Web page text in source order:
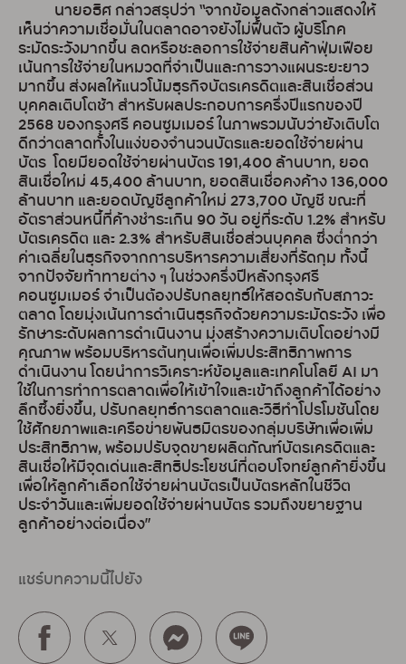
นายอธิศ กล่าวสรุปว่า “จากข้อมูลดังกล่าวแสดงให้
เห็นว่าความเชื่อมั่นในตลาดอาจยังไม่ฟื้นตัว ผู้บริโภค
ระมัดระวังมากขึ้น ลดหรือชะลอการใช้จ่ายสินค้าฟุ่มเฟือย
เน้นการใช้จ่ายในหมวดที่จำเป็นและการวางแผนระยะยาว
มากขึ้น ส่งผลให้แนวโน้มธุรกิจบัตรเครดิตและสินเชื่อส่วน
บุคคลเติบโตช้า สำหรับผลประกอบการครึ่งปีแรกของปี
2568 ของกรุงศรี คอนซูมเมอร์ ในภาพรวมนับว่ายังเติบโต
ดีกว่าตลาดทั้งในแง่ของจำนวนบัตรและยอดใช้จ่ายผ่าน
บัตร โดยมียอดใช้จ่ายผ่านบัตร 191,400 ล้านบาท, ยอด
สินเชื่อใหม่ 45,400 ล้านบาท, ยอดสินเชื่อคงค้าง 136,000
ล้านบาท และยอดบัญชีลูกค้าใหม่ 273,700 บัญชี ขณะที่
อัตราส่วนหนี้ที่ค้างชำระเกิน 90 วัน อยู่ที่ระดับ 1.2% สำหรับ
บัตรเครดิต และ 2.3% สำหรับสินเชื่อส่วนบุคคล ซึ่งต่ำกว่า
ค่าเฉลี่ยในธุรกิจจากการบริหารความเสี่ยงที่รัดกุม ทั้งนี้
จากปัจจัยท้าทายต่าง ๆ ในช่วงครึ่งปีหลังกรุงศรี
คอนซูมเมอร์ จำเป็นต้องปรับกลยุทธ์ให้สอดรับกับสภาวะ
ตลาด โดยมุ่งเน้นการดำเนินธุรกิจด้วยความระมัดระวัง เพื่อ
รักษาระดับผลการดำเนินงาน มุ่งสร้างความเติบโตอย่างมี
คุณภาพ พร้อมบริหารต้นทุนเพื่อเพิ่มประสิทธิภาพการ
ดำเนินงาน โดยนำการวิเคราะห์ข้อมูลและเทคโนโลยี AI มา
ใช้ในการทำการตลาดเพื่อให้เข้าใจและเข้าถึงลูกค้าได้อย่าง
ลึกซึ้งยิ่งขึ้น, ปรับกลยุทธ์การตลาดและวิธีทำโปรโมชันโดย
ใช้ศักยภาพและเครือข่ายพันธมิตรของกลุ่มบริษัทเพื่อเพิ่ม
ประสิทธิภาพ, พร้อมปรับจุดขายผลิตภัณฑ์บัตรเครดิตและ
สินเชื่อให้มีจุดเด่นและสิทธิประโยชน์ที่ตอบโจทย์ลูกค้ายิ่งขึ้น
เพื่อให้ลูกค้าเลือกใช้จ่ายผ่านบัตรเป็นบัตรหลักในชีวิต
ประจำวันและเพิ่มยอดใช้จ่ายผ่านบัตร รวมถึงขยายฐาน
ลูกค้าอย่างต่อเนื่อง”
แชร์บทความนี้ไปยัง